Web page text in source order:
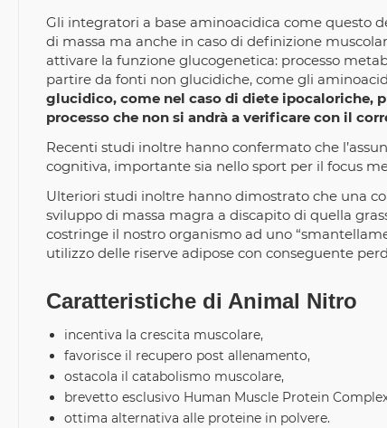
Gli integratori a base aminoacidica come questo
di massa ma anche in caso di definizione
attivare la funzione glucogenetica: processo
partire da fonti non glucidiche, come gli
glucidico, come nel caso di diete ipocaloriche,
processo che non si andrà a verificare con il
Recenti studi inoltre hanno confermato che
cognitiva, importante sia nello sport per il focus
Ulteriori studi inoltre hanno dimostrato che una
sviluppo di massa magra a discapito di quella
costringe il nostro organismo ad uno
utilizzo delle riserve adipose con conseguente
Caratteristiche di Animal Nitro
incentiva la crescita muscolare,
favorisce il recupero post allenamento,
ostacola il catabolismo muscolare,
brevetto esclusivo Human Muscle Protein
ottima alternativa alle proteine in polvere.